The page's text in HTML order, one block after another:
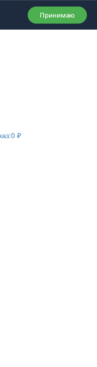
Принимаю
0 ₽